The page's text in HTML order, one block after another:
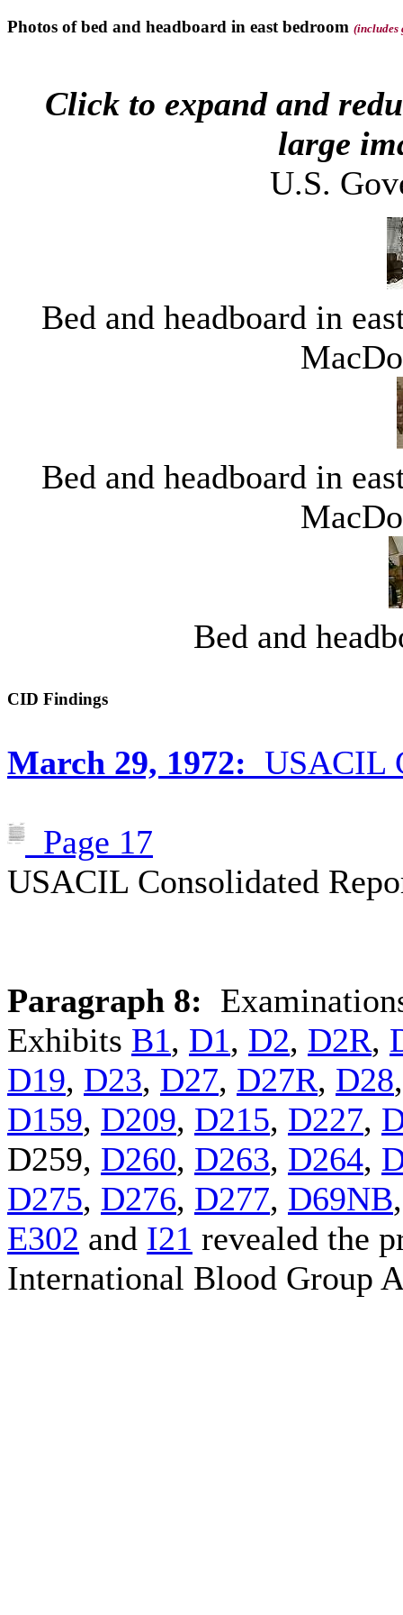
Photos of bed and headboard in east bedroom (includes
Click to expand and
large
U.S.
Bed and headboard in
Bed and headboard in
Bed and
CID Findings
March 29, 1972: USACIL
Page 17
USACIL Consolidated
Paragraph 8:
Exhibits B1, D1, D2, D2R,
D19, D23, D27, D27R, D28
D159, D209, D215, D227,
D259, D260, D263, D264,
D275, D276, D277, D69NB
E302 and I21 revealed the
International Blood Group